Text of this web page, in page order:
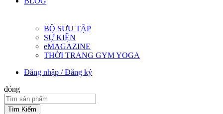
BỘ SƯU TẬP
SỰ KIỆN
eMAGAZINE
THỜI TRANG GYM YOGA
Đăng nhập / Đăng ký
đóng
Tìm:
Tìm Kiếm